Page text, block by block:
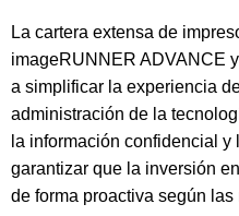
La cartera extensa de
imageRUNNER ADVANCE
a simplificar la experiencia
administración de la
la información confidencial
garantizar que la inversión
de forma proactiva según